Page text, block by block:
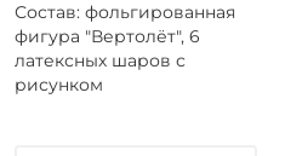
Состав: фольгированная
фигура "Вертолёт", 6
латексных шаров с
рисунком